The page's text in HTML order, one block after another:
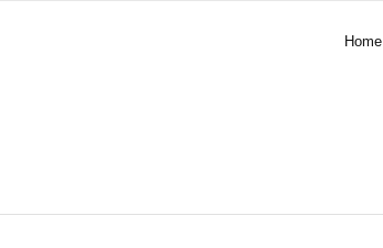
Home